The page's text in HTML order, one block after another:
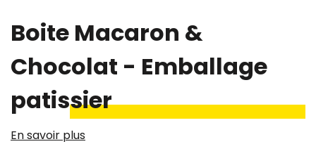
Boite Macaron &
Chocolat - Emballage
patissier
En savoir plus